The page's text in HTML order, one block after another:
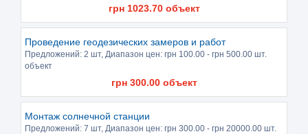
грн 1023.70объект
Проведение геодезических замеров и работ
Предложений: 2 шт, Диапазон цен: грн 100.00 - грн 500.00 шт.
объект
грн 300.00объект
Монтаж солнечной станции
Предложений: 7 шт, Диапазон цен: грн 300.00 - грн 20000.00 шт.